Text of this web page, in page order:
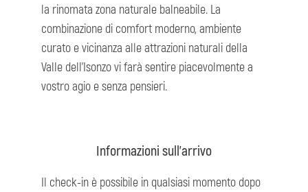
la rinomata zona naturale balneabile. La
combinazione di comfort moderno, ambiente
curato e vicinanza alle attrazioni naturali della
Valle dell’Isonzo vi farà sentire piacevolmente a
vostro agio e senza pensieri.
Informazioni sull’arrivo
Il check-in è possibile in qualsiasi momento dopo